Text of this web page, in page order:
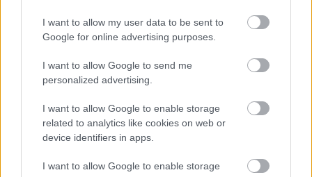
I want to allow my user data to be sent to
Google for online advertising purposes.
I want to allow Google to send me
personalized advertising.
I want to allow Google to enable storage
related to analytics like cookies on web or
device identifiers in apps.
I want to allow Google to enable storage